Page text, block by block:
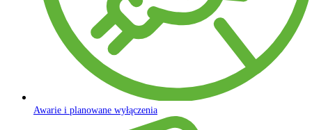
Awarie i planowane wyłączenia